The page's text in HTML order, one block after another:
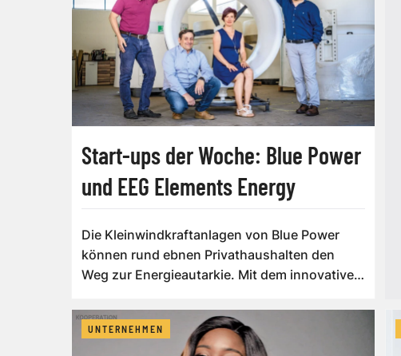
Start-ups der Woche: Blue Power
und EEG Elements Energy
Die Kleinwindkraftanlagen von Blue Power
können rund ebnen Privathaushalten den
Weg zur Energieautarkie. Mit dem innovativen
UNTERNEHMEN